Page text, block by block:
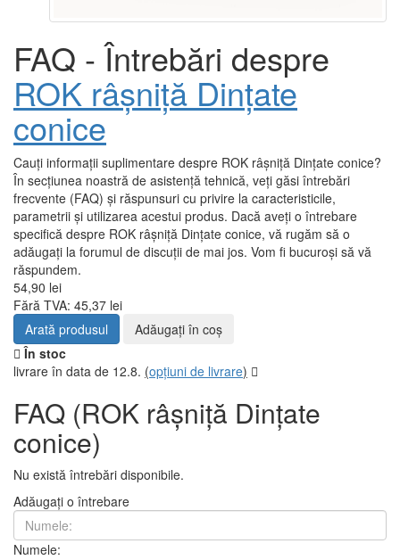
FAQ - Întrebări despre
ROK râșniță Dințate
conice
Cauți informații suplimentare despre ROK râșniță Dințate conice?
În secțiunea noastră de asistență tehnică, veți găsi întrebări
frecvente (FAQ) și răspunsuri cu privire la caracteristicile,
parametrii și utilizarea acestui produs. Dacă aveți o întrebare
specifică despre ROK râșniță Dințate conice, vă rugăm să o
adăugați la forumul de discuții de mai jos. Vom fi bucuroși să vă
răspundem.
54,90 lei
Fără TVA: 45,37 lei
Arată produsul
Adăugați în coş
În stoc
livrare în data de 12.8. (opțiuni de livrare)
FAQ (ROK râșniță Dințate
conice)
Nu există întrebări disponibile.
Adăugați o întrebare
Numele: